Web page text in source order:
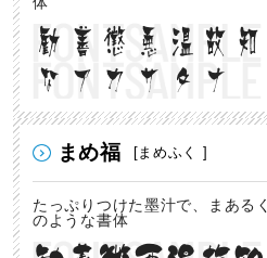
勧善懲悪温故
なアカサタナ
まめ福 [まめふく ]
たっぷりつけた墨汁で、まある
のような書体